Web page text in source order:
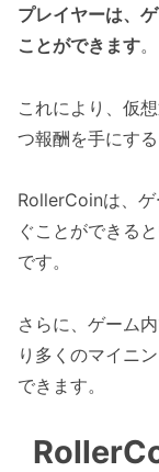
プレイヤーは、
ことができます。
これにより、仮
つ報酬を手にす
RollerCoinは、
ぐことができる
です。
さらに、ゲーム
り多くのマイニ
できます。